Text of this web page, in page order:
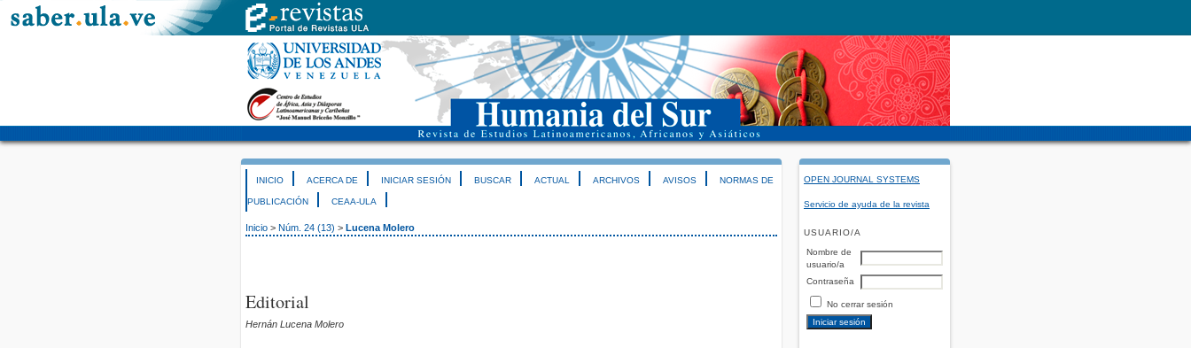
OPEN JOURNAL SYSTEMS
Servicio de ayuda de la revista
USUARIO/A
Nombre de
usuario/a
Contraseña
No cerrar sesión
INICIO ACERCA DE INICIAR SESIÓN BUSCAR ACTUAL ARCHIVOS AVISOS NORMAS DE
PUBLICACIÓN CEAA-ULA
Inicio > Núm. 24 (13) > Lucena Molero
Editorial
Hernán Lucena Molero